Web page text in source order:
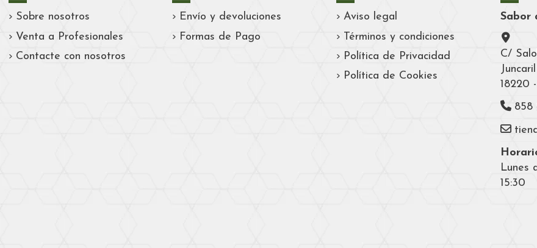
Sobre nosotros
Venta a Profesionales
Contacte con nosotros
Envío y devoluciones
Formas de Pago
Aviso legal
Términos y condiciones
Política de Privacidad
Política de Cookies
Sabor
C/
Juncaril
18220
858
Lunes
15:30